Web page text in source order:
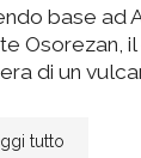
base ad
Osorezan,
di un
tutto